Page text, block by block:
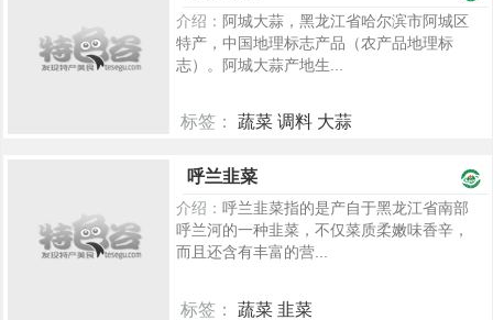
介绍： 阿城大蒜，黑龙江省哈尔滨市阿城区
特产，中国地理标志产品（农产品地理标
志）。阿城大蒜产地生...
标签： 蔬菜 调料 大蒜
呼兰韭菜
介绍： 呼兰韭菜指的是产自于黑龙江省南部
呼兰河的一种韭菜，不仅菜质柔嫩味香辛，
而且还含有丰富的营...
标签： 蔬菜 韭菜